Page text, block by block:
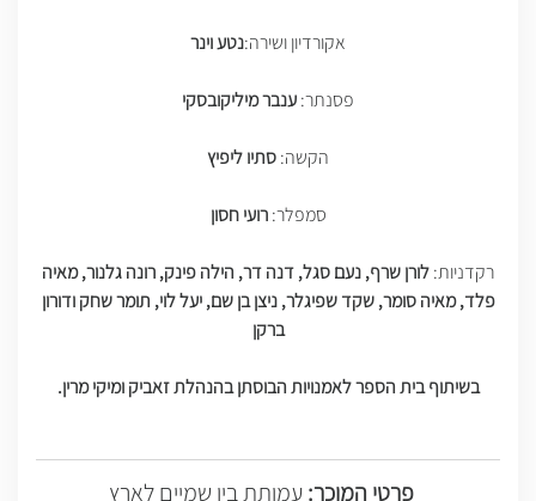
אקורדיון ושירה:נטע וינר
פסנתר:ענבר מיליקובסקי
הקשה:סתיו ליפיץ
סמפלר:רועי חסון
רקדניות:לורן שרף, נעם סגל, דנה דר, הילה פינק, רונה גלנור, מאיה
פלד, מאיה סומר, שקד שפיגלר, ניצן בן שם, יעל לוי, תומר שחק ודורון
ברקן
בשיתוף בית הספר לאמנויות הבוסתן בהנהלת זאביק ומיקי מרין.
פרטי המוכר:עמותת בין שמיים לארץ